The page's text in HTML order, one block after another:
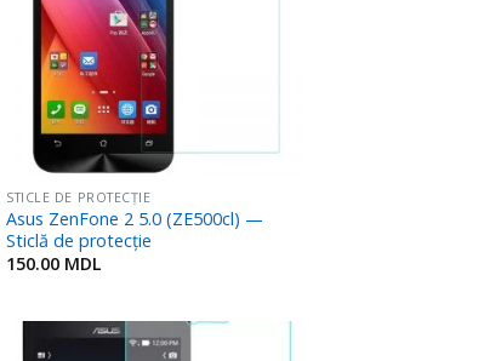
STICLE DE PROTECȚIE
Asus ZenFone 2 5.0 (ZE500cl) —
Sticlă de protecție
150.00 MDL